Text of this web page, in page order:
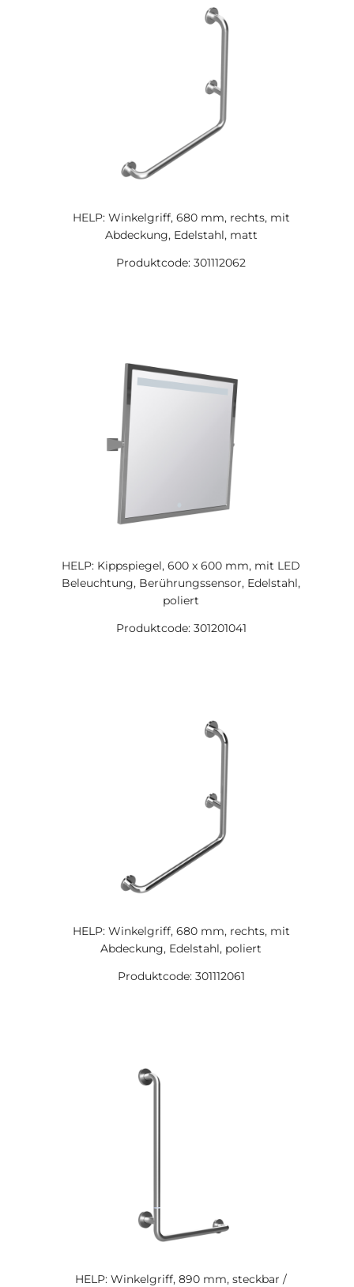
HELP: Winkelgriff, 680 mm, rechts, mit
Abdeckung, Edelstahl, matt
Produktcode: 301112062
HELP: Kippspiegel, 600 x 600 mm, mit LED
Beleuchtung, Berührungssensor, Edelstahl,
poliert
Produktcode: 301201041
HELP: Winkelgriff, 680 mm, rechts, mit
Abdeckung, Edelstahl, poliert
Produktcode: 301112061
HELP: Winkelgriff, 890 mm, steckbar /